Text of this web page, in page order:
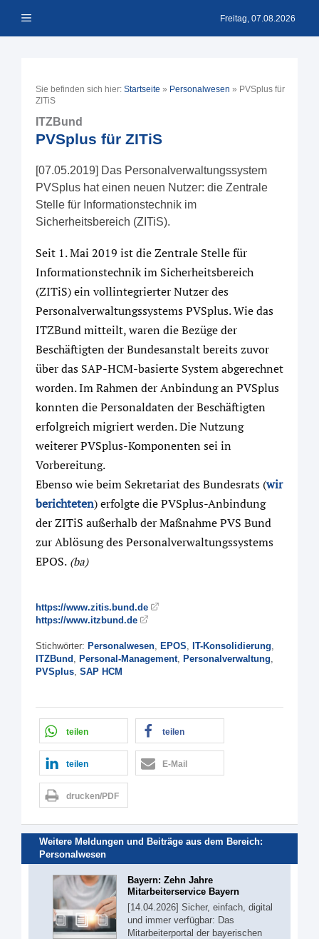
Inhalt Menü Freitag, 07.08.2026
Sie befinden sich hier: Startseite » Personalwesen » PVSplus für
ZITiS
ITZBund
PVSplus für ZITiS
[07.05.2019] Das Personalverwaltungssystem
PVSplus hat einen neuen Nutzer: die Zentrale
Stelle für Informationstechnik im
Sicherheitsbereich (ZITiS).
Seit 1. Mai 2019 ist die Zentrale Stelle für
Informationstechnik im Sicherheitsbereich
(ZITiS) ein vollintegrierter Nutzer des
Personalverwaltungssystems PVSplus. Wie das
ITZBund mitteilt, waren die Bezüge der
Beschäftigten der Bundesanstalt bereits zuvor
über das SAP-HCM-basierte System abgerechnet
worden. Im Rahmen der Anbindung an PVSplus
konnten die Personaldaten der Beschäftigten
erfolgreich migriert werden. Die Nutzung
weiterer PVSplus-Komponenten sei in
Vorbereitung.
Ebenso wie beim Sekretariat des Bundesrats (wir
berichteten) erfolgte die PVSplus-Anbindung
der ZITiS außerhalb der Maßnahme PVS Bund
zur Ablösung des Personalverwaltungssystems
EPOS. (ba)
https://www.zitis.bund.de
https://www.itzbund.de
Stichwörter: Personalwesen, EPOS, IT-Konsolidierung,
ITZBund , Personal-Management, Personalverwaltung,
PVSplus, SAP HCM
teilen teilen
teilen E-Mail
drucken/PDF
Weitere Meldungen und Beiträge aus dem Bereich:
Personalwesen
Bayern: Zehn Jahre
Mitarbeiterservice Bayern
[14.04.2026] Sicher, einfach, digital
und immer verfügbar: Das
Mitarbeiterportal der bayerischen